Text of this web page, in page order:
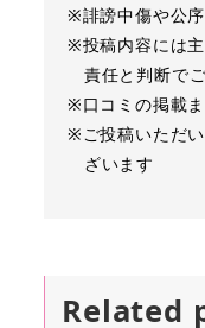
※誹謗中傷や公
※投稿内容には
責任と判断で
※口コミの掲載
※ご投稿いただ
ざいます
Related